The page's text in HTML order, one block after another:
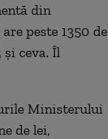
din
peste 1350 de
ceva. Îl
Ministerului
de lei,